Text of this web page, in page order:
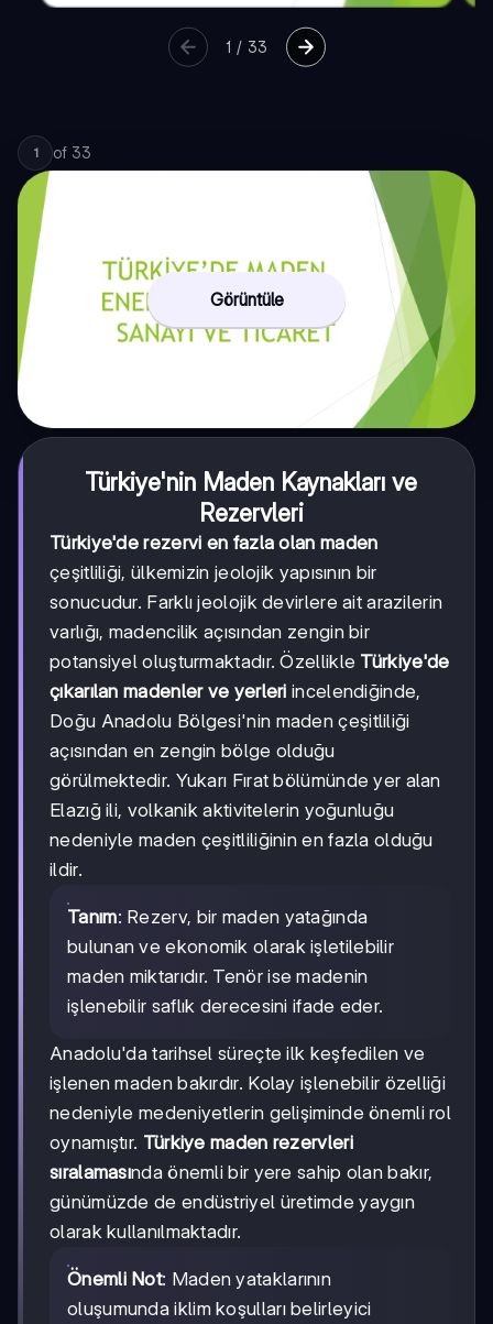
1 / 33
1 of 33
Görüntüle
Türkiye'nin Maden Kaynakları ve
Rezervleri
Türkiye'de rezervi en fazla olan maden
çeşitliliği, ülkemizin jeolojik yapısının bir
sonucudur. Farklı jeolojik devirlere ait arazilerin
varlığı, madencilik açısından zengin bir
potansiyel oluşturmaktadır. Özellikle Türkiye'de
çıkarılan madenler ve yerleri incelendiğinde,
Doğu Anadolu Bölgesi'nin maden çeşitliliği
açısından en zengin bölge olduğu
görülmektedir. Yukarı Fırat bölümünde yer alan
Elazığ ili, volkanik aktivitelerin yoğunluğu
nedeniyle maden çeşitliliğinin en fazla olduğu
ildir.
Tanım: Rezerv, bir maden yatağında
bulunan ve ekonomik olarak işletilebilir
maden miktarıdır. Tenör ise madenin
işlenebilir saflık derecesini ifade eder.
Anadolu'da tarihsel süreçte ilk keşfedilen ve
işlenen maden bakırdır. Kolay işlenebilir özelliği
nedeniyle medeniyetlerin gelişiminde önemli rol
oynamıştır. Türkiye maden rezervleri
sıralamasında önemli bir yere sahip olan bakır,
günümüzde de endüstriyel üretimde yaygın
olarak kullanılmaktadır.
Önemli Not: Maden yataklarının
oluşumunda iklim koşulları belirleyici